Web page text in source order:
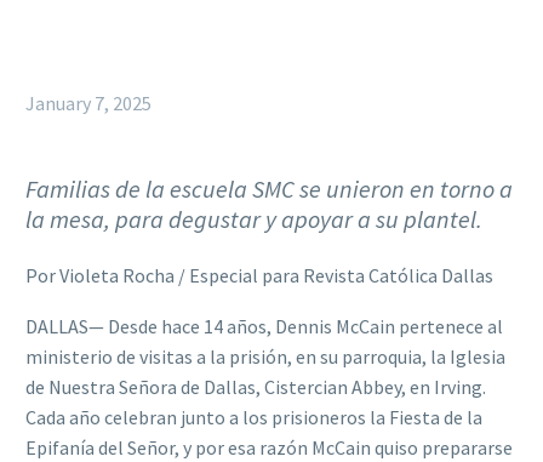
January 7, 2025
Familias de la escuela SMC se unieron en torno a
la mesa, para degustar y apoyar a su plantel.
Por Violeta Rocha / Especial para Revista Católica Dallas
DALLAS— Desde hace 14 años, Dennis McCain pertenece al
ministerio de visitas a la prisión, en su parroquia, la Iglesia
de Nuestra Señora de Dallas, Cistercian Abbey, en Irving.
Cada año celebran junto a los prisioneros la Fiesta de la
Epifanía del Señor, y por esa razón McCain quiso prepararse